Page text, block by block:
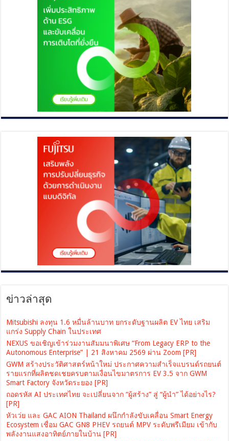
ข่าวล่าสุด
Mitsubishi ลงทุน 1.6 หมื่นล้านบาท ยกระดับฐานผลิต EV ไทย เสริม
แกร่ง Supply Chain ในประเทศ
NEXUS ขอเชิญเข้าร่วมงานสัมมนาพิเศษ “From Legacy ERP to the
Autonomous Enterprise” | 21 สิงหาคม 2569 ผ่าน Zoom [PR]
GWM สร้างประวัติศาสตร์หน้าใหม่ ประกาศความสำเร็จแบรนด์รถยนต์
รายแรกที่ผลิตชดเชยครบตามเงื่อนไขมาตรการ EV 3.5 จาก GWM
Smart Factory จังหวัดระยอง [PR]
ถอดรหัส AI ประเทศไทย จะเปลี่ยนจาก “ผู้สร้าง” สู่ “ผู้นำ” ได้อย่างไร?
[PR]
หัวเว่ย และ GAC AION Thailand ผนึกกำลังขับเคลื่อน Smart Energy
Ecosystem เชื่อม GAC GN8 PHEV รถยนต์ MPV ระดับพรีเมียม เข้ากับ
พลังงานแสงอาทิตย์ภายในบ้าน [PR]